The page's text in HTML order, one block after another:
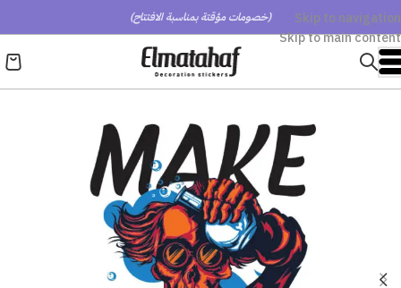
Skip to navigation
Skip to main content
(خصومات مؤقتة بمناسبة الافتتاح)